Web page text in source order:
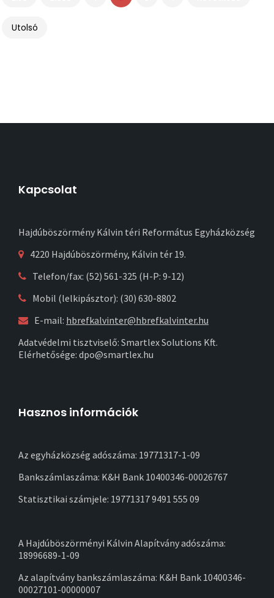
Utolsó
Kapcsolat
Hajdúböszörmény Kálvin téri Református Egyházközség
4220 Hajdúböszörmény, Kálvin tér 19.
Telefon/fax: (52) 561-325 (H-P: 9-12)
Mobil (lelkipásztor): (30) 630-8802
E-mail: hbrefkalvinter@hbrefkalvinter.hu
Adatvédelmi tisztviselő: Smartlex Solutions Kft.
Elérhetősége: dpo@smartlex.hu
Hasznos információk
Az egyházközség adószáma: 19771317-1-09
Bankszámlaszáma: K&H Bank 10400346-00026767
Statisztikai számjele: 19771317 9491 555 09
A Hajdúböszörményi Kálvin Alapítvány adószáma:
18996689-1-09
Az alapítvány bankszámlaszáma: K&H Bank 10400346-
00027101-00000007